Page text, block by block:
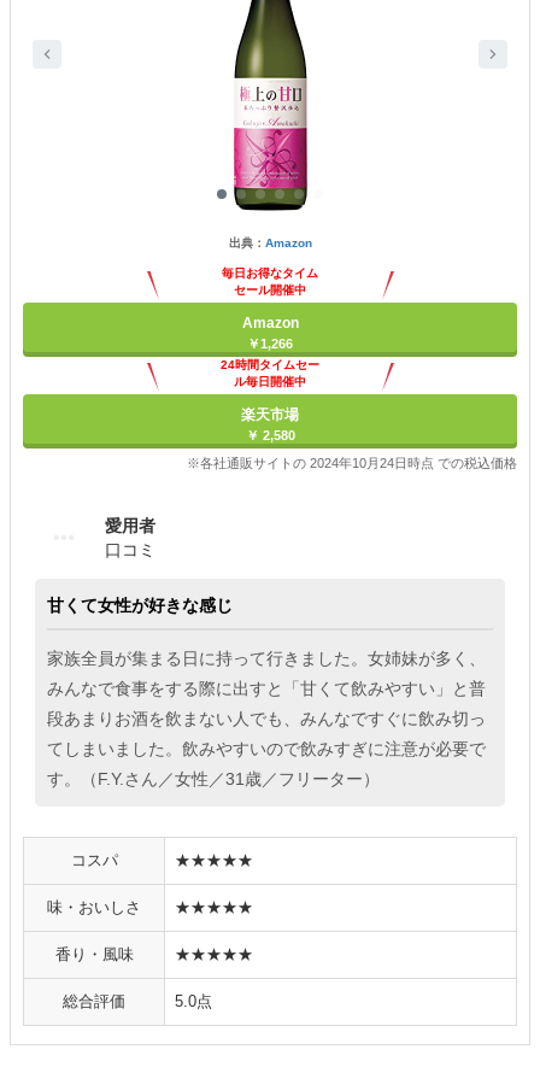
出典： Amazon
毎日お得なタイム
セール開催中
Amazon
￥1,266
24時間タイムセー
ル毎日開催中
楽天市場
￥ 2,580
※各社通販サイトの 2024年10月24日時点 での税込価格
愛用者
口コミ
甘くて女性が好きな感じ
家族全員が集まる日に持って行きました。女姉妹が多く、
みんなで食事をする際に出すと「甘くて飲みやすい」と普
段あまりお酒を飲まない人でも、みんなですぐに飲み切っ
てしまいました。飲みやすいので飲みすぎに注意が必要で
す。（F.Y.さん／女性／31歳／フリーター）
コスパ ★★★★★
味・おいしさ ★★★★★
香り・風味 ★★★★★
総合評価 5.0点